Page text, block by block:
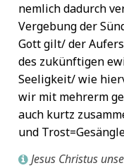
nemlich dadurch
Vergebung der
Gott gilt/ der
des zukünftigen
Seeligkeit/ wie
wir mit mehrerm
auch kurtz
und
L Jesus Christus